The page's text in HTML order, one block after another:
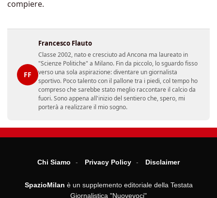
compiere.
FF
Francesco Flauto
Classe 2002, nato e cresciuto ad Ancona ma laureato in
"Scienze Politiche" a Milano. Fin da piccolo, lo sguardo fisso
verso una sola aspirazione: diventare un giornalista
sportivo. Poco talento con il pallone tra i piedi, col tempo ho
compreso che sarebbe stato meglio raccontare il calcio da
fuori. Sono appena all'inizio del sentiero che, spero, mi
porterà a realizzare il mio sogno.
Chi Siamo Privacy Policy Disclaimer
SpazioMilan è un supplemento editoriale della Testata
Giornalistica "Nuovevoci"